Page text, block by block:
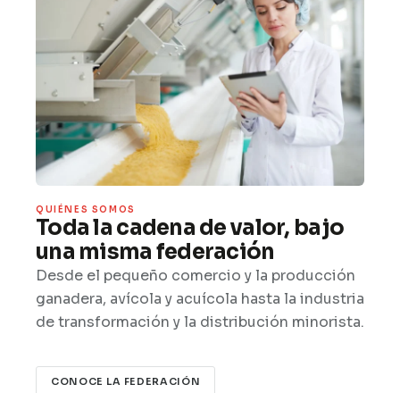
QUIÉNES SOMOS
Toda la cadena de valor, bajo
una misma federación
Desde el pequeño comercio y la producción
ganadera, avícola y acuícola hasta la industria
de transformación y la distribución minorista.
CONOCE LA FEDERACIÓN